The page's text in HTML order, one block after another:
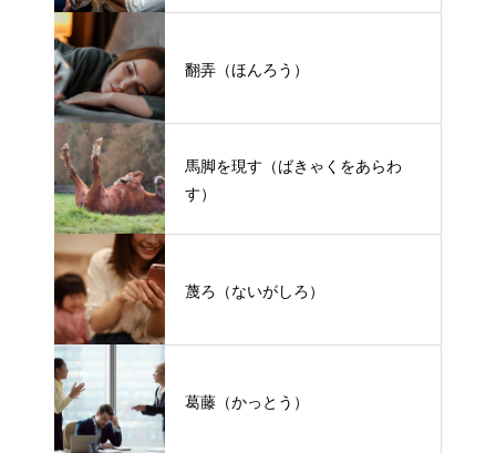
翻弄（ほんろう）
馬脚を現す（ばきゃくをあらわ
す）
蔑ろ（ないがしろ）
葛藤（かっとう）